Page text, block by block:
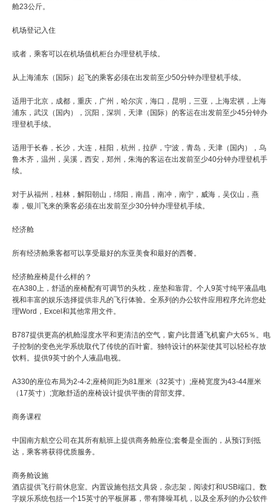
舱23公斤。
机场登记入住
或者，乘客可以在机场值机柜台办理登机手续。
从上海浦东（国际）起飞的乘客必须在出发前至少50分钟办理登机手续。
适用于北京，成都，重庆，广州，哈尔滨，海口，昆明，三亚，上海宏祺，上海
浦东，武汉（国内），沉阳，深圳，天津（国际）的客运在出发前至少45分钟办
理登机手续。
适用于长春，长沙，大连，桂阳，杭州，拉萨，宁波，青岛，天津（国内），乌
鲁木齐，温州，吴溪，西安，郑州，朱海的客运在出发前至少40分钟办理登机手
续。
对于从福州，桂林，解阳朝山，绵阳，南昌，南冲，南宁，威海，吴仪山，燕
泰，银川飞来的乘客必须在出发前至少30分钟办理登机手续。
经济舱
所有经济舱乘客都可以享受最好的东亚美食和最好的西餐。
经济舱座椅是什么样的？
在A380上，舒适的座椅配有可调节的头枕，座垫和靠背。个人9英寸纯平液晶电
视和丰富的娱乐选择提供非凡的飞行体验。全系列的办公软件应用程序允许您处
理Word，Excel和其他常用文件。
B787提供更高的机舱湿度水平和更清洁的空气，窗户比普通飞机窗户大65％。电
子控制的变色光学系统取代了传统的百叶窗。独特设计的杯架使其可以轻松存放
饮料。提供9英寸的个人液晶电视。
A330的座位布局为2-4-2;座椅间距为81厘米（32英寸）;座椅宽度为43-44厘米
（17英寸）;宽敞舒适的座椅设计提供平衡的背部支撑。
商务课程
中国南方航空公司在其所有航班上提供商务舱座位;套餐是全面的，从预订到抵
达，乘客将获得优质服务。
商务舱设施
酒店提供飞行前休息室。内置设施包括文具袋，杂志架，阅读灯和USB端口。数
字娱乐系统包括一个15英寸的平板屏幕，带有降噪耳机，以及全系列的办公软件